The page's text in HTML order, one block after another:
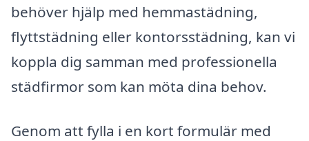
behöver hjälp med hemmastädning,
flyttstädning eller kontorsstädning, kan vi
koppla dig samman med professionella
städfirmor som kan möta dina behov.
Genom att fylla i en kort formulär med